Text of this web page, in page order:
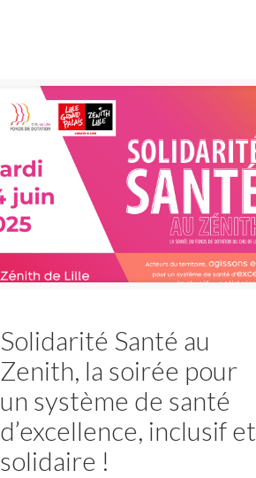
Solidarité Santé au
Zenith, la soirée pour
un système de santé
d’excellence, inclusif et
solidaire !